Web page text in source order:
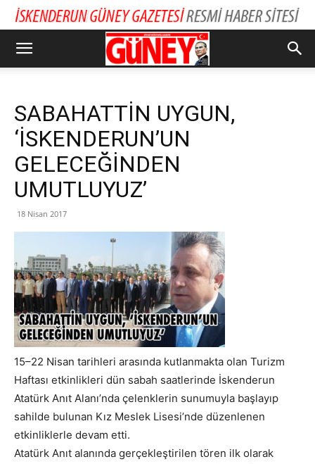
SABAHATTİN UYGUN,
‘İSKENDERUN’UN
GELECEĞİNDEN
UMUTLUYUZ’
18 Nisan 2017
15–22 Nisan tarihleri arasında kutlanmakta olan Turizm
Haftası etkinlikleri dün sabah saatlerinde İskenderun
Atatürk Anıt Alanı’nda çelenklerin sunumuyla başlayıp
sahilde bulunan Kız Meslek Lisesi’nde düzenlenen
etkinliklerle devam etti.
Atatürk Anıt alanında gerçekleştirilen tören ilk olarak